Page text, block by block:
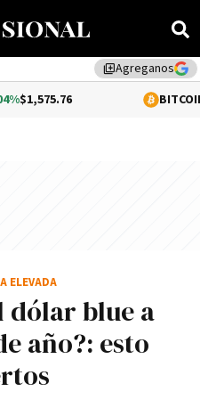
library_addAgreganos
0.29%
dólar blue a
año?: esto
ELEVADA